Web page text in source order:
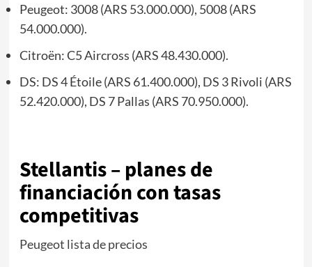
Peugeot: 3008 (ARS 53.000.000), 5008 (ARS
54.000.000).
Citroën: C5 Aircross (ARS 48.430.000).
DS: DS 4 Étoile (ARS 61.400.000), DS 3 Rivoli (ARS
52.420.000), DS 7 Pallas (ARS 70.950.000).
Stellantis – planes de
financiación con tasas
competitivas
Peugeot lista de precios